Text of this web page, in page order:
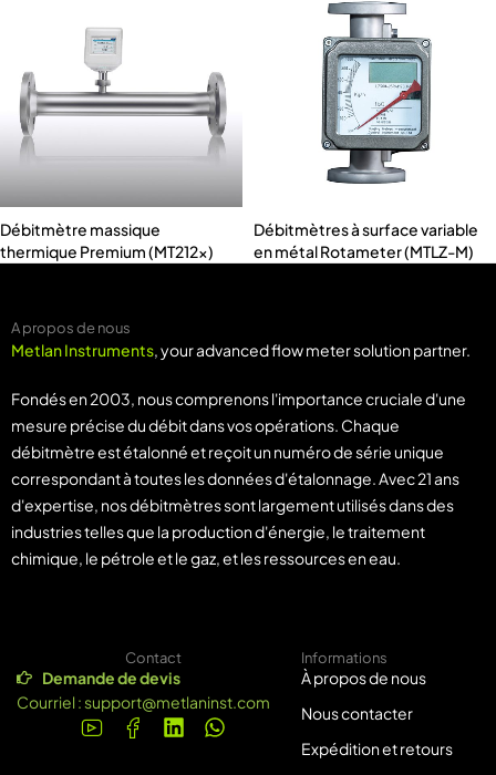
Débitmètre massique
thermique Premium (MT212x)
Débitmètres à surface variable
en métal Rotameter (MTLZ-M)
A propos de nous
Metlan Instruments, your advanced flow meter solution partner.
Fondés en 2003, nous comprenons l'importance cruciale d'une
mesure précise du débit dans vos opérations. Chaque
débitmètre est étalonné et reçoit un numéro de série unique
correspondant à toutes les données d'étalonnage. Avec 21 ans
d'expertise, nos débitmètres sont largement utilisés dans des
industries telles que la production d'énergie, le traitement
chimique, le pétrole et le gaz, et les ressources en eau.
Contact
Demande de devis
Courriel :support@metlaninst.com
Informations
À propos de nous
Nous contacter
Expédition et retours